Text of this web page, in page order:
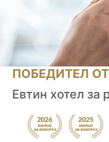
ПОБЕДИТЕЛ
Евтин хотел за